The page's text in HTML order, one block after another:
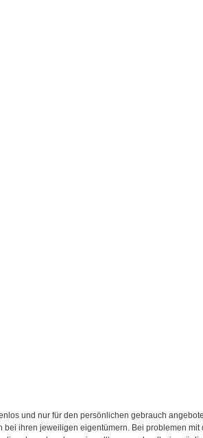
und nur für den persönlichen gebrauch
ihren jeweiligen eigentümern. Bei problemen